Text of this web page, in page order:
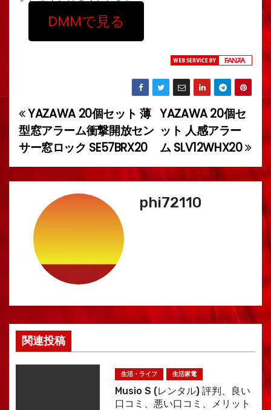
DMMで見る
投
稿
ナ
ゲ
ー
ン
YAZAWA 20個セ
ット 人感アラー
ム SLV12WHX20
YAZAWA 20個セット 薄
型窓アラーム衝撃開放セン
サー窓ロック SE57BRX20
phi72110
関連投稿
生活・ライフ 生活家電
Musio S (レンタル) 評判、良い
口コミ、悪い口コミ、メリット